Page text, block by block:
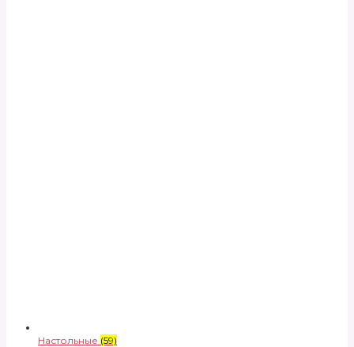
Настольные (59)